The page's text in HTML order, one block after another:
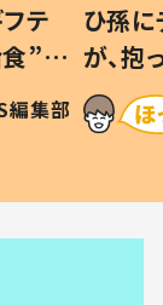
テ
”を
親
編集部
ひ孫
が、
「涙が
い」